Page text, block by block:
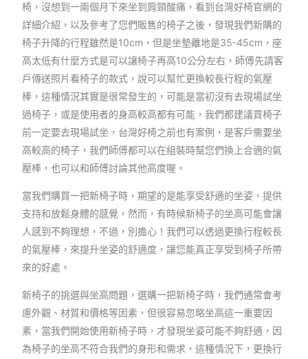
椅，沒想到一兩個月下來坐到肩頸酸痛，看到台灣好椅官網的
詳細介紹，以及參考了您們販售的椅子之後，發現我們新購的
椅子升降的行程雖然是10cm，但是坐墊離地是35-45cm，座
高太低有什麼方式是可以讓椅子再高10公分左右，師傅先請客
戶傳送照片看椅子的款式，說可以幫忙更換較長行程的氣壓
棒，這種情況其實是很常發生的，可能是當初沒有去現場試坐
過椅子，或是使用者的身高較高都有可能，我們都建議買椅子
前一定要去現場試坐，台灣好椅之前也有案例，是客戶需要坐
高較高的椅子，我們師傅都可以在組裝時幫您們換上合適的氣
壓棒，也可以和師傅討論其他高度喔。
當我們購買一把新椅子時，期望的是能享受舒適的坐姿，提供
支持和放鬆身體的感覺，然而，有時候新椅子的坐高可能會讓
人感到不夠理想，不過，別擔心！我們可以透過更換行程較長
的氣壓棒，來提升坐姿的舒適度，讓您能真正享受到椅子所帶
來的好處。
新椅子的挑選與坐高問題，選購一把新椅子時，我們通常會考
慮外觀、材質和價格等因素，但很容易忽略坐高這一重要因
素，當我們開始使用新椅子時，才發現坐姿可能不夠舒適，因
為椅子的坐高不符合我們的身形和需求，這種情況下，更換行